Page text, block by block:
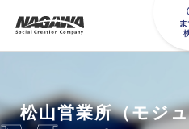
お問い合わ
松山営業所（モジ